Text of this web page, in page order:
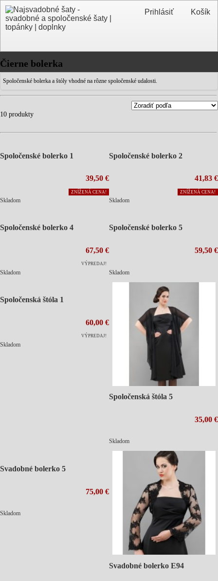
Košík
Prihlásiť
Čierne bolerka
Spoločenské bolerka a štóly vhodné na rôzne spoločenské udalosti.
10 produkty
Spoločenské bolerko 1
39,50 €
ZNÍŽENÁ CENA!
Skladom
Spoločenské bolerko 2
41,83 €
ZNÍŽENÁ CENA!
Skladom
Spoločenské bolerko 4
67,50 €
VÝPREDAJ!
Skladom
Spoločenské bolerko 5
59,50 €
Skladom
Spoločenská štóla 1
60,00 €
VÝPREDAJ!
Skladom
Spoločenská štóla 5
35,00 €
Skladom
Svadobné bolerko 5
75,00 €
Skladom
Svadobné bolerko E94